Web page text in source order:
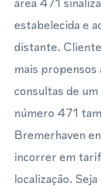
estabelecida e
distante.
mais propensos
consultas de
número 471
Bremerhaven
incorrer em
localização.